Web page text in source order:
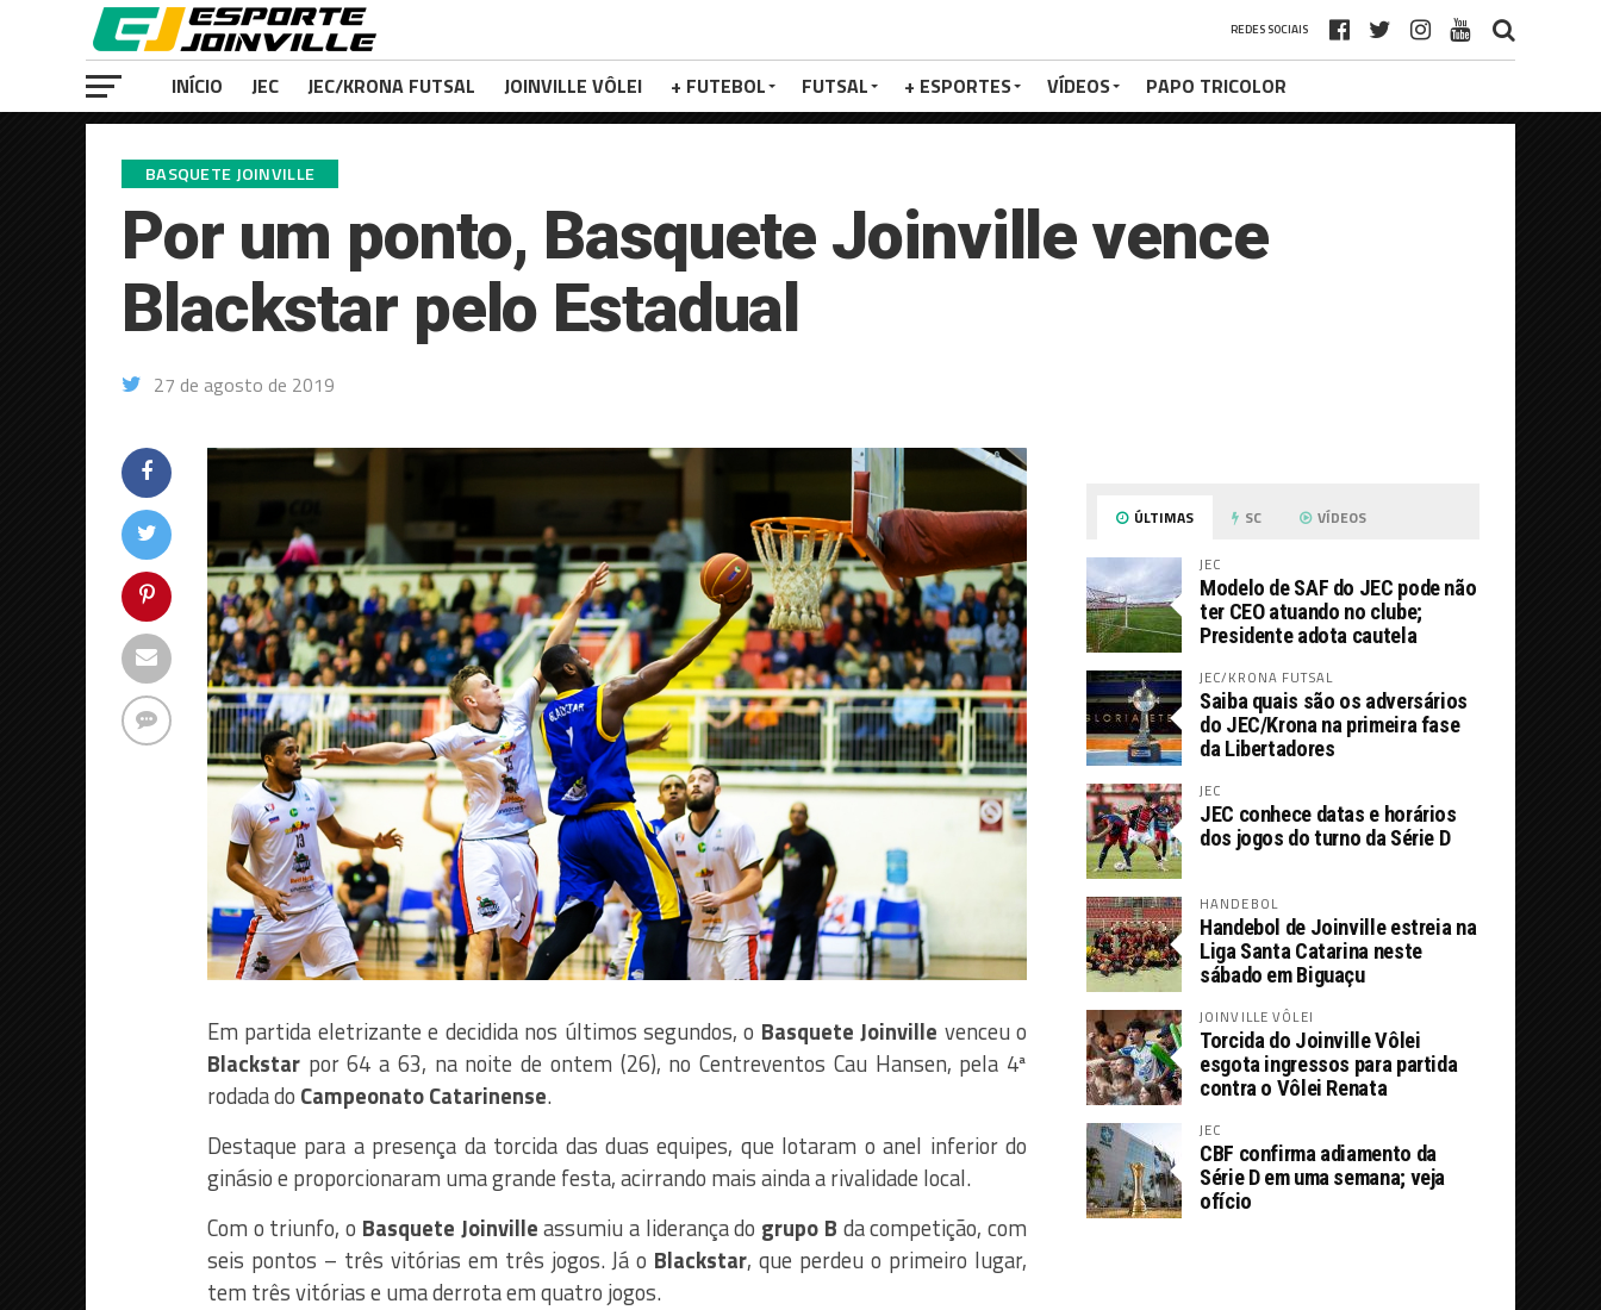
REDES SOCIAIS
INÍCIO JEC JEC/KRONA FUTSAL JOINVILLE VÔLEI + FUTEBOL FUTSAL + ESPORTES VÍDEOS PAPO TRICOLOR
BASQUETE JOINVILLE
Por um ponto, Basquete Joinville vence
Blackstar pelo Estadual
27 de agosto de 2019
Em partida eletrizante e decidida nos últimos segundos, o Basquete Joinville venceu o
Blackstar por 64 a 63, na noite de ontem (26), no Centreventos Cau Hansen, pela 4ª
rodada do Campeonato Catarinense.
Destaque para a presença da torcida das duas equipes, que lotaram o anel inferior do
ginásio e proporcionaram uma grande festa, acirrando mais ainda a rivalidade local.
Com o triunfo, o Basquete Joinvilleassumiu a liderança do grupo B da competição, com
seis pontos – três vitórias em três jogos. Já o Blackstar, que perdeu o primeiro lugar,
tem três vitórias e uma derrota em quatro jogos.
ÚLTIMAS SC VÍDEOS
JEC
Modelo de SAF do JEC pode não
ter CEO atuando no clube;
Presidente adota cautela
JEC/KRONA FUTSAL
Saiba quais são os adversários
do JEC/Krona na primeira fase
da Libertadores
JEC
JEC conhece datas e horários
dos jogos do turno da Série D
HANDEBOL
Handebol de Joinville estreia na
Liga Santa Catarina neste
sábado em Biguaçu
JOINVILLE VÔLEI
Torcida do Joinville Vôlei
esgota ingressos para partida
contra o Vôlei Renata
JEC
CBF confirma adiamento da
Série D em uma semana; veja
ofício